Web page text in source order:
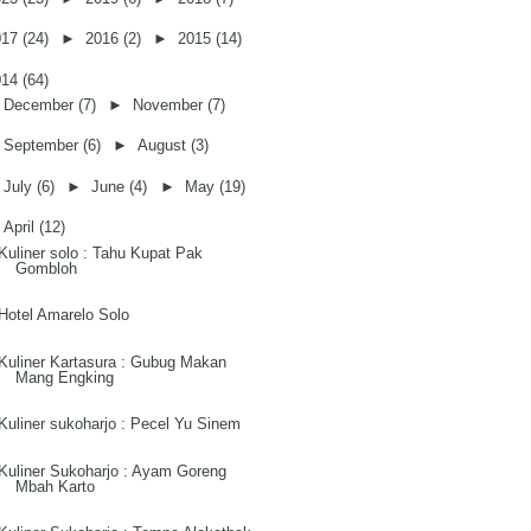
(24) ► 2016 (2) ► 2015 (14)
(64)
December (7) ► November(7)
September (6) ►August(3)
July (6) ►June(4) ► May (19)
April (12)
Kuliner solo : Tahu Kupat Pak
Gombloh
Hotel Amarelo Solo
Kuliner Kartasura : Gubug Makan
Mang Engking
Kuliner sukoharjo : Pecel Yu Sinem
Kuliner Sukoharjo : Ayam Goreng
Mbah Karto